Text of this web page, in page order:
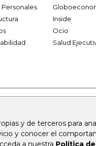
y de terceros para
y conocer el
a nuestra Política
Personales
Inside
Ocio
Salud
firmasdeabogados.com
rcnradio.com